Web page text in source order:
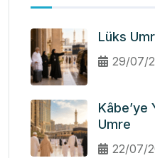
Lüks
29/07/
Kâbe’ye
Umre
22/07/